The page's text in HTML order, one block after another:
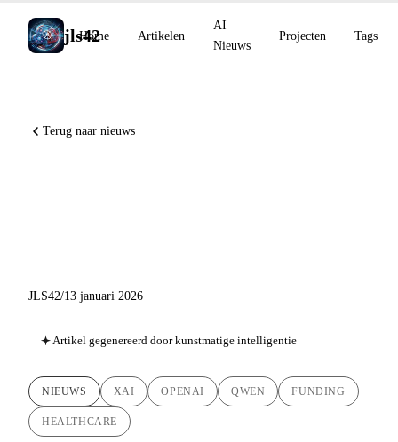
jls42
Home Artikelen
AI
Nieuws
Projecten Tags
Terug naar nieuws
JLS42/13 januari 2026
Artikel gegenereerd door kunstmatige intelligentie
NIEUWS XAI OPENAI QWEN FUNDING
HEALTHCARE